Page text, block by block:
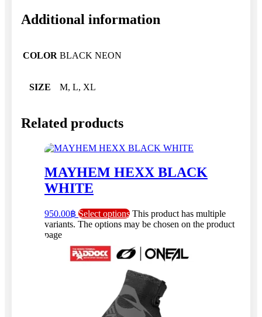
Additional information
COLOR BLACK NEON
SIZE M, L, XL
Related products
MAYHEM HEXX BLACK
WHITE
950.00฿ Select options This product has multiple
variants. The options may be chosen on the product
page